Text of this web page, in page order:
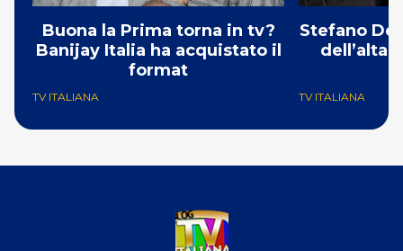
Buona la Prima torna in tv?
Banijay Italia ha acquistato il
format
TV ITALIANA
Stefano
TV ITALIANA